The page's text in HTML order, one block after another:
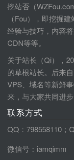
挖站否（
（Fou），即挖掘
经验与技巧，内容
CDN等等。
关于站长（Qi），
的草根站长。后来
VPS、域名等新鲜
来，与大家共同进步
联系方式
QQ：798558110；
微信号：iamqimm